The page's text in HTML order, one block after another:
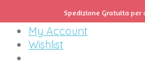
My Account
Wishlist
Spedizione Gratuita per